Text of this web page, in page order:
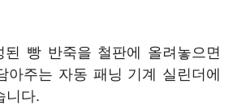
된 빵 반죽을 철판에 올려놓으면
아주는 자동 패닝 기계 실린더에
니다.